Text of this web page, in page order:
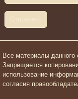
Все материалы данного
Запрещается
использование
согласия